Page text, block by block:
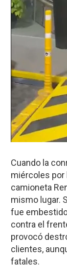
Cuando la
miércoles por
camioneta
mismo lugar.
fue
contra el
provocó
clientes,
fatales.